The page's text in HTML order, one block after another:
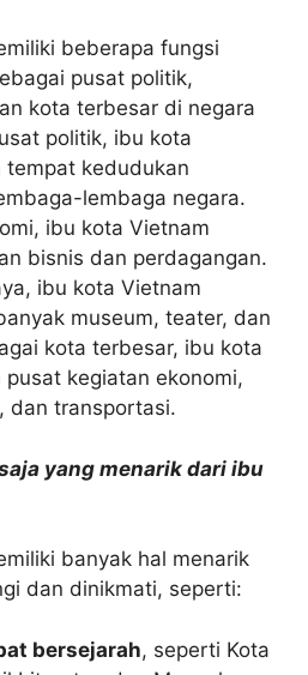
beberapa fungsi
pusat politik,
kota terbesar di negara
politik, ibu kota
tempat kedudukan
lembaga negara.
ibu kota Vietnam
bisnis dan perdagangan.
ibu kota Vietnam
museum, teater, dan
kota terbesar, ibu kota
kegiatan ekonomi,
dan transportasi.
yang menarik dari ibu
banyak hal menarik
dan dinikmati, seperti:
bersejarah, seperti Kota